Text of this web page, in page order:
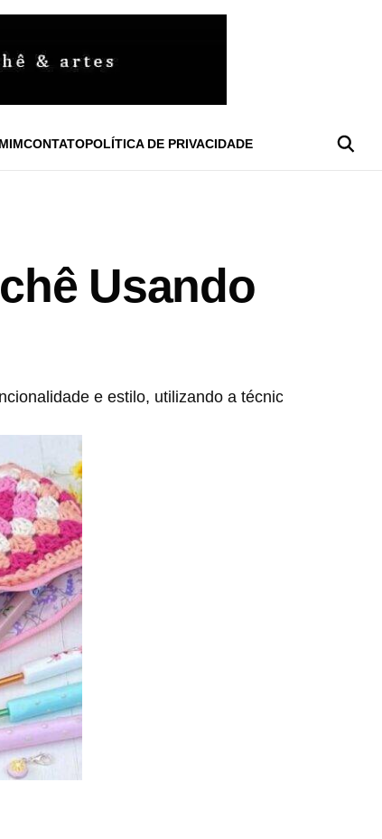
CONTATOPOLÍTICA DE PRIVACIDADE
Usando
e estilo, utilizando a técnica de